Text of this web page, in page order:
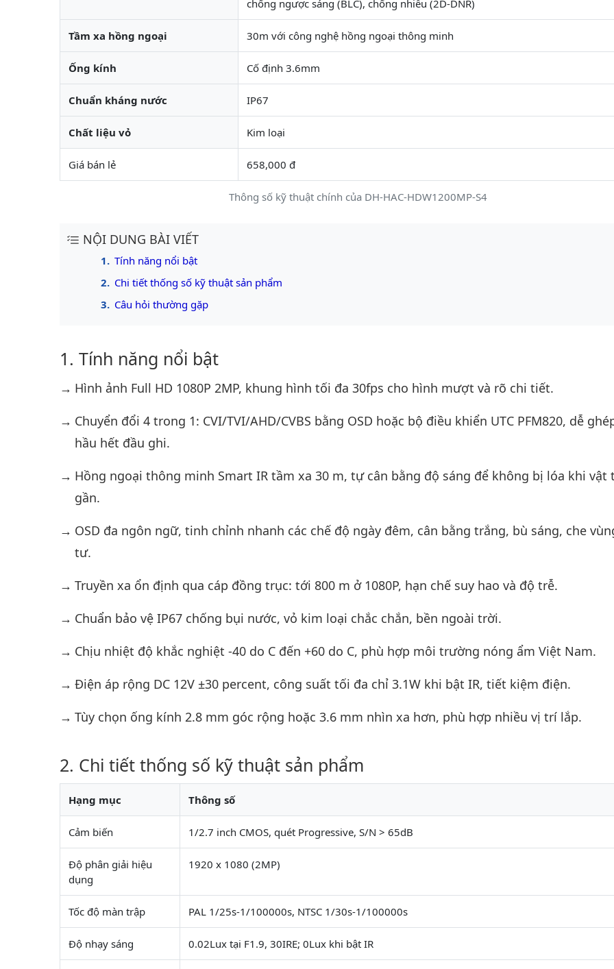
Thông số kỹ thuật chính của DH-HAC-HDW1200MP-S4
chống ngược sáng (BLC), chống nhiễu (2D-DNR)
Tầm xa hồng ngoại 30m với công nghệ hồng ngoại thông minh
Ống kính Cố định 3.6mm
Chuẩn kháng nước IP67
Chất liệu vỏ Kim loại
Giá bán lẻ 658,000 đ
NỘI DUNG BÀI VIẾT
Tính năng nổi bật
Chi tiết thống số kỹ thuật sản phẩm
Câu hỏi thường gặp
Tính năng nổi bật
Hình ảnh Full HD 1080P 2MP, khung hình tối đa 30fps cho hình mượt và rõ chi tiết.
Chuyển đổi 4 trong 1: CVI/TVI/AHD/CVBS bằng OSD hoặc bộ điều khiển UTC PFM820, dễ
hầu hết đầu ghi.
Hồng ngoại thông minh Smart IR tầm xa 30 m, tự cân bằng độ sáng để không bị lóa khi vật
gần.
OSD đa ngôn ngữ, tinh chỉnh nhanh các chế độ ngày đêm, cân bằng trắng, bù sáng, che
tư.
Truyền xa ổn định qua cáp đồng trục: tới 800 m ở 1080P, hạn chế suy hao và độ trễ.
Chuẩn bảo vệ IP67 chống bụi nước, vỏ kim loại chắc chắn, bền ngoài trời.
Chịu nhiệt độ khắc nghiệt -40 do C đến +60 do C, phù hợp môi trường nóng ẩm Việt Nam.
Điện áp rộng DC 12V ±30 percent, công suất tối đa chỉ 3.1W khi bật IR, tiết kiệm điện.
Tùy chọn ống kính 2.8 mm góc rộng hoặc 3.6 mm nhìn xa hơn, phù hợp nhiều vị trí lắp.
Chi tiết thống số kỹ thuật sản phẩm
Hạng mục Thông số
Cảm biến 1/2.7 inch CMOS, quét Progressive, S/N > 65dB
Độ phân giải hiệu
dụng
1920 x 1080 (2MP)
Tốc độ màn trập PAL 1/25s-1/100000s, NTSC 1/30s-1/100000s
Độ nhạy sáng 0.02Lux tại F1.9, 30IRE; 0Lux khi bật IR